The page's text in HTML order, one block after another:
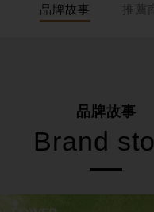
品牌故事 推薦
品牌故事
Brand